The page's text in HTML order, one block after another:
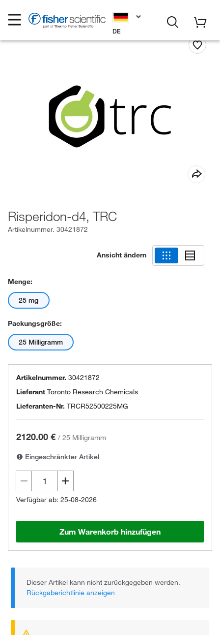
DE
Risperidon-d4, TRC
Artikelnummer. 30421872
Ansicht ändern
Menge:
25 mg
Packungsgröße:
25 Milligramm
Artikelnummer. 30421872
Lieferant Toronto Research Chemicals
Lieferanten-Nr. TRCR52500225MG
2120.00 € / 25 Milligramm
Eingeschränkter Artikel
Verfügbar ab: 25-08-2026
Zum Warenkorb hinzufügen
Dieser Artikel kann nicht zurückgegeben werden.
Rückgaberichtlinie anzeigen